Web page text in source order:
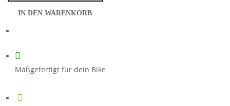
orange
auf
Maschine
Menge
IN DEN WARENKORB

Maßgefertigt für dein Bike
